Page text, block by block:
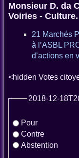
Monsieur D. da
Voiries - Culture.
21 Marchés
à l’ASBL
d’actions en
<hidden Votes
2018-12-
Pour
Contre
Abstention